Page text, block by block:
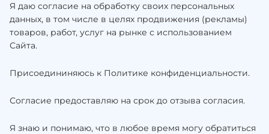
Я даю согласие на обработку своих персональных
данных, в том числе в целях продвижения (рекламы)
товаров, работ, услуг на рынке с использованием
Сайта.
Присоедининяюсь к Политике конфиденциальности.
Согласие предоставляю на срок до отзыва согласия.
Я знаю и понимаю, что в любое время могу обратиться